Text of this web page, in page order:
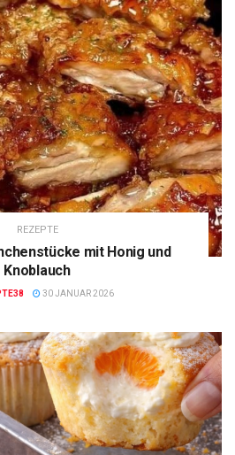
REZEPTE
mit Honig und
Knoblauch
30 JANUAR 2026